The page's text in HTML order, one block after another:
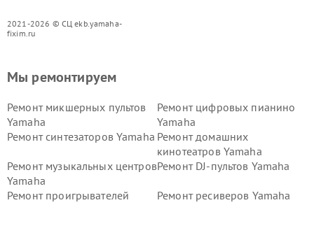
2021-2026 © СЦ ekb.yamaha-
fixim.ru
Мы ремонтируем
Ремонт микшерных пультов
Yamaha
Ремонт цифровых пианино
Yamaha
Ремонт синтезаторов Yamaha Ремонт домашних
кинотеатров Yamaha
Ремонт музыкальных центров
Yamaha
Ремонт DJ-пультов Yamaha
Ремонт проигрывателей
Ремонт ресиверов Yamaha